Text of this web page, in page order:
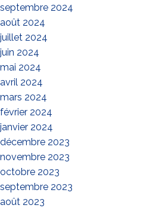
septembre 2024
août 2024
juillet 2024
juin 2024
mai 2024
avril 2024
mars 2024
février 2024
janvier 2024
décembre 2023
novembre 2023
octobre 2023
septembre 2023
août 2023